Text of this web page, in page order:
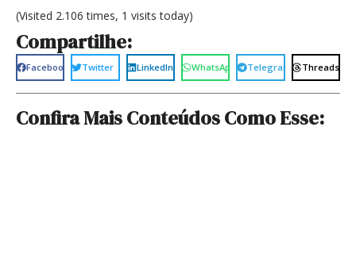
(Visited 2.106 times, 1 visits today)
Compartilhe:
Facebook Twitter LinkedIn WhatsApp Telegram Threads
Confira Mais Conteúdos Como Esse: